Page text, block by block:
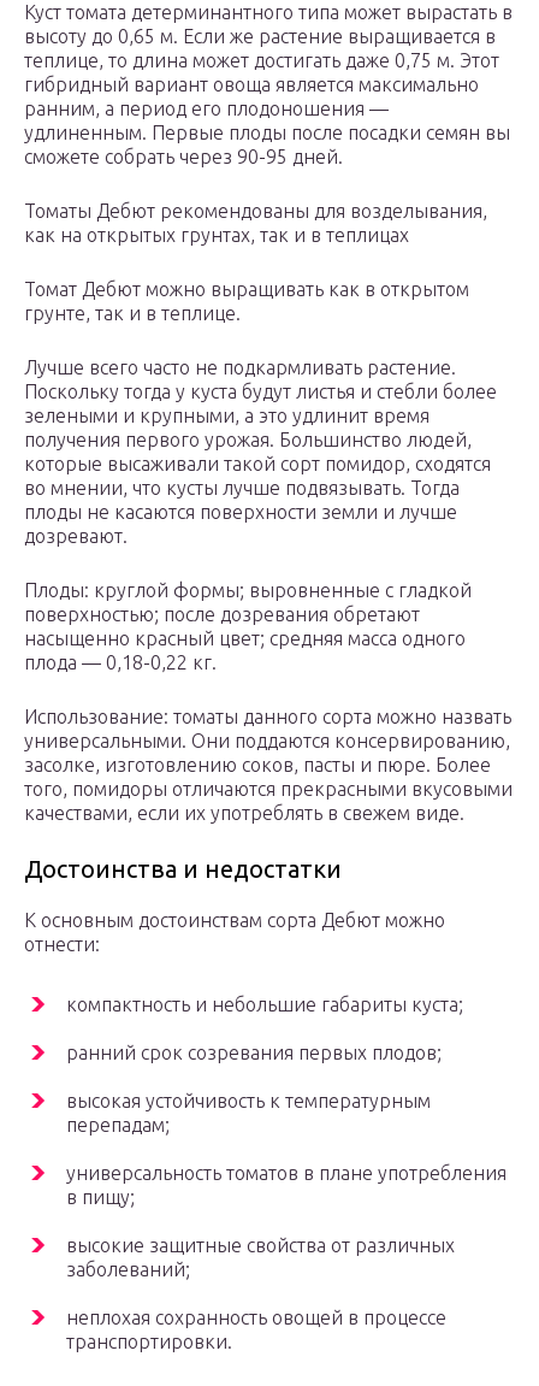
Куст томата детерминантного типа может вырастать в
высоту до 0,65 м. Если же растение выращивается в
теплице, то длина может достигать даже 0,75 м. Этот
гибридный вариант овоща является максимально
ранним, а период его плодоношения —
удлиненным. Первые плоды после посадки семян вы
сможете собрать через 90-95 дней.
Томаты Дебют рекомендованы для возделывания,
как на открытых грунтах, так и в теплицах
Томат Дебют можно выращивать как в открытом
грунте, так и в теплице.
Лучше всего часто не подкармливать растение.
Поскольку тогда у куста будут листья и стебли более
зелеными и крупными, а это удлинит время
получения первого урожая. Большинство людей,
которые высаживали такой сорт помидор, сходятся
во мнении, что кусты лучше подвязывать. Тогда
плоды не касаются поверхности земли и лучше
дозревают.
Плоды: круглой формы; выровненные с гладкой
поверхностью; после дозревания обретают
насыщенно красный цвет; средняя масса одного
плода — 0,18-0,22 кг.
Использование: томаты данного сорта можно назвать
универсальными. Они поддаются консервированию,
засолке, изготовлению соков, пасты и пюре. Более
того, помидоры отличаются прекрасными вкусовыми
качествами, если их употреблять в свежем виде.
Достоинства и недостатки
К основным достоинствам сорта Дебют можно
отнести:
компактность и небольшие габариты куста;
ранний срок созревания первых плодов;
высокая устойчивость к температурным
перепадам;
универсальность томатов в плане употребления
в пищу;
высокие защитные свойства от различных
заболеваний;
неплохая сохранность овощей в процессе
транспортировки.